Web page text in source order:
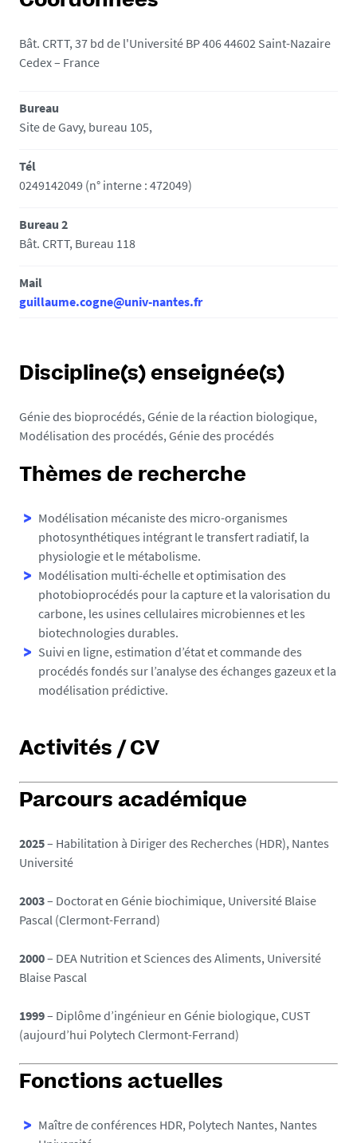
Bât. CRTT, 37 bd de l'Université BP 406 44602 Saint-Nazaire
Cedex – France
Bureau
Site de Gavy, bureau 105,
Tél
0249142049 (n° interne : 472049)
Bureau 2
Bât. CRTT, Bureau 118
Mail
guillaume.cogne@univ-nantes.fr
Discipline(s) enseignée(s)
Génie des bioprocédés, Génie de la réaction biologique,
Modélisation des procédés, Génie des procédés
Thèmes de recherche
Modélisation mécaniste des micro-organismes
photosynthétiques intégrant le transfert radiatif, la
physiologie et le métabolisme.
Modélisation multi-échelle et optimisation des
photobioprocédés pour la capture et la valorisation du
carbone, les usines cellulaires microbiennes et les
biotechnologies durables.
Suivi en ligne, estimation d’état et commande des
procédés fondés sur l’analyse des échanges gazeux et la
modélisation prédictive.
Activités / CV
Parcours académique
2025– Habilitation à Diriger des Recherches (HDR), Nantes
Université
2003– Doctorat en Génie biochimique, Université Blaise
Pascal (Clermont-Ferrand)
2000– DEA Nutrition et Sciences des Aliments, Université
Blaise Pascal
1999– Diplôme d’ingénieur en Génie biologique, CUST
(aujourd’hui Polytech Clermont-Ferrand)
Fonctions actuelles
Maître de conférences HDR, Polytech Nantes, Nantes